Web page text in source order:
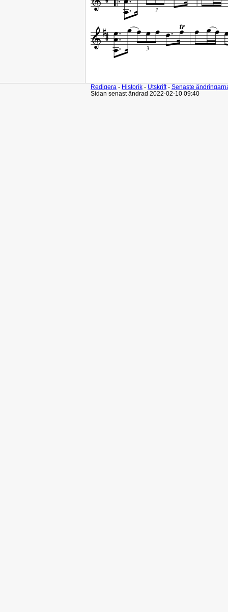
Redigera - Historik - Utskrift- Senaste
Sidan senast ändrad 2022-02-10 09:40